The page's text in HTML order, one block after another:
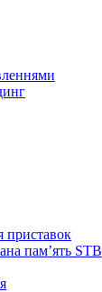
приставок
пам’ять STB